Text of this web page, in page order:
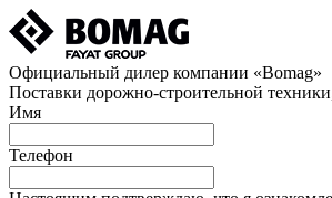
Официальный дилер компании «Bomag»
Поставки дорожно-строительной
Имя
Телефон